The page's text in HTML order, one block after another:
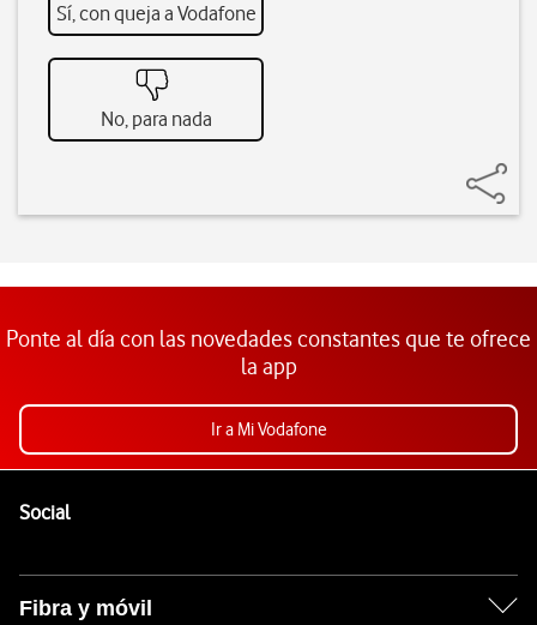
Sí, con queja a Vodafone
No, para nada
Ponte al día con las novedades constantes que te ofrece
la app
Ir a Mi Vodafone
SocialEnlaces a las redes sociales de Vodafone
Fibra y móvil